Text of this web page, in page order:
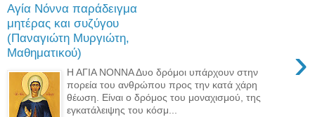
Αγία Νόννα παράδειγμα
μητέρας και συζύγου
(Παναγιώτη Μυργιώτη,
Μαθηματικού)
›
Η ΑΓΙΑ ΝΟΝΝΑ Δυο δρόμοι υπάρχουν στην
πορεία του ανθρώπου προς την κατά χάρη
θέωση. Είναι ο δρόμος του μοναχισμού, της
εγκατάλειψης του κόσμ...